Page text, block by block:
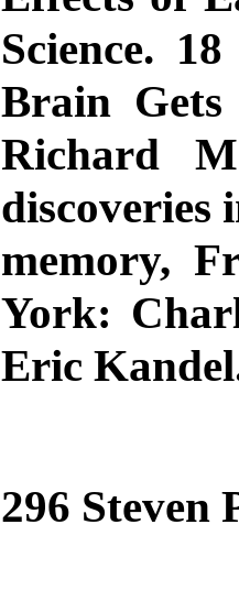
Science.
Brain Gets
Richard
discoveries
memory,
York:
Eric
296 Steven